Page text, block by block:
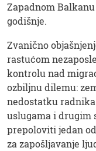
Zapadnom
godišnje.
Zvanično
rastućom
kontrolu nad
ozbiljnu dilemu:
nedostatku
uslugama i drugim
prepoloviti jedan
za zapošljavanje